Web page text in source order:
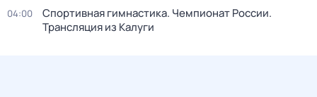
04:00
Спортивная гимнастика. Чемпионат России.
Трансляция из Калуги